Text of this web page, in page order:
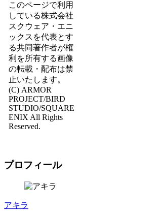
このページで利用
している株式会社
スクウェア・エニ
ックスを代表とす
る共同著作者が権
利を所有する画像
の転載・配布は禁
止いたします。
(C) ARMOR
PROJECT/BIRD
STUDIO/SQUARE
ENIX All Rights
Reserved.
プロフィール
アキラ